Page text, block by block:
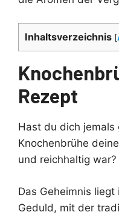
Inhaltsverzeichnis [
Rezept
Hast du dich
Knochenbrühe
und reichhaltig war?
Das Geheimnis
Geduld, mit der